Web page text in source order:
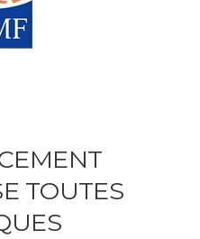
TOUTES